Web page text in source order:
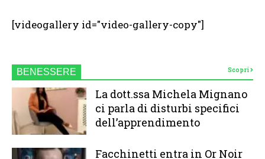
[videogallery id="video-gallery-copy"]
BENESSERE Scopri
La dott.ssa Michela Mignano
ci parla di disturbi specifici
dell’apprendimento
Facchinetti entra in Or Noir